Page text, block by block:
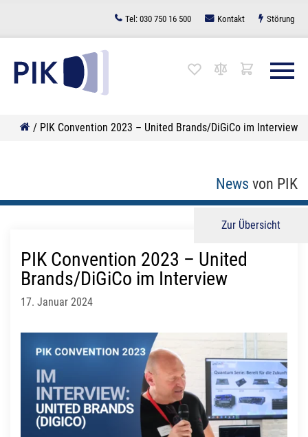
springen
Tel: 030 750 16 500 Kontakt Störung
/ PIK Convention 2023 – United Brands/DiGiCo im Interview
News von PIK
Zur Übersicht
PIK Convention 2023 – United
Brands/DiGiCo im Interview
17. Januar 2024